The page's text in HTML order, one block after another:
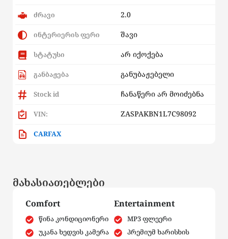
ძრავი 2.0
ინტერიერის ფერი შავი
სტატუსი არ იქოქება
განბაჟება განუბაჟებელი
Stock id ჩანაწერი არ მოიძებნა
VIN: ZASPAKBN1L7C98092
CARFAX
მახასიათებლები
Comfort
წინა კონდიციონერი
უკანა ხედვის კამერა
Entertainment
MP3 ფლეერი
პრემიუმ ხარისხის